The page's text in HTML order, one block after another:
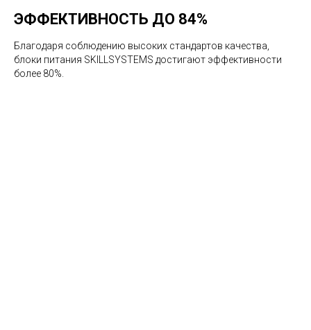
ЭФФЕКТИВНОСТЬ ДО 84%
Благодаря соблюдению высоких стандартов качества,
блоки питания SKILLSYSTEMS достигают эффективности
более 80%.